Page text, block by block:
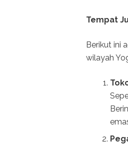
Tempat
Berikut ini
wilayah